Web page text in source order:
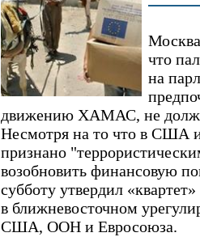
что
на
движению ХАМАС, не
Несмотря на то что в США
признано
возобновить финансовую
субботу утвердил
в ближневосточном
США, ООН и Евросоюза.